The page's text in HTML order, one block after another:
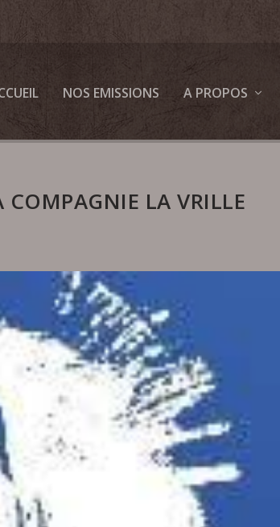
NOS EMISSIONS A PROPOS
COMPAGNIE LA VRILLE